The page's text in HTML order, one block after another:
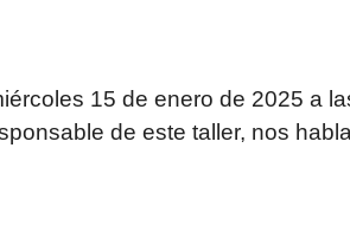
15 de enero de 2025 a
de este taller, nos